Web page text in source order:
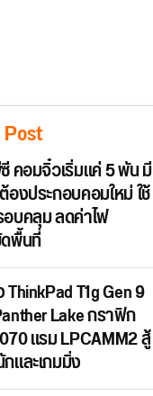
คอมจิ๋วเริ่มแค่ 5 พัน มี
องประกอบคอมใหม่ ใช้
บคลุม ลดค่าไฟ
พื้นที่
T1g Gen 9
Lake กราฟิก
แรม LPCAMM2 สู้
และเกมมิ่ง